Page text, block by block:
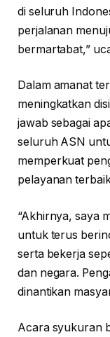
di seluruh
perjalanan
bermartabat,”
Dalam amanat
meningkatkan
jawab sebagai
seluruh ASN
memperkuat
pelayanan
“Akhirnya, saya
untuk terus
serta bekerja
dan negara.
dinantikan
Acara syukuran